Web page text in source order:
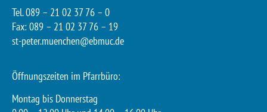
Tel. 089 – 21 02 37 76 – 0
Fax: 089 – 21 02 37 76 – 19
st-peter.muenchen@ebmuc.de
Öffnungszeiten im Pfarrbüro:
Montag bis Donnerstag